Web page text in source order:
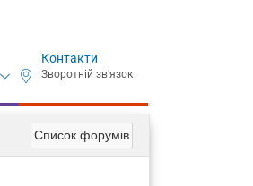
Контакти
Список форумів